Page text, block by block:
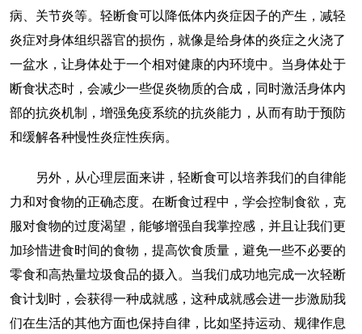
病、关节炎等。轻断食可以降低体内炎症因子的产生，减轻
炎症对身体组织器官的损伤，就像是给身体的炎症之火浇了
一盆水，让身体处于一个相对健康的内环境中。当身体处于
断食状态时，会减少一些促炎物质的合成，同时激活身体内
部的抗炎机制，增强免疫系统的抗炎能力，从而有助于预防
和缓解各种慢性炎症性疾病。
另外，从心理层面来讲，轻断食可以培养我们的自律能
力和对食物的正确态度。在断食过程中，学会控制食欲，克
服对食物的过度渴望，能够增强自我掌控感，并且让我们更
加珍惜进食时间的食物，提高饮食质量，避免一些不必要的
零食和高热量垃圾食品的摄入。当我们成功地完成一次轻断
食计划时，会获得一种成就感，这种成就感会进一步激励我
们在生活的其他方面也保持自律，比如坚持运动、规律作息